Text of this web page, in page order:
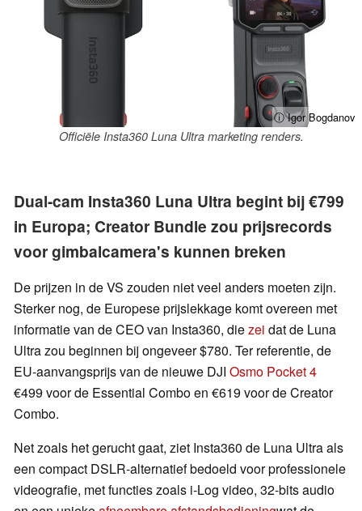
ⓘ Igor Bogdanov
Officiële Insta360 Luna Ultra marketing renders.
Dual-cam Insta360 Luna Ultra begint bij €799
in Europa; Creator Bundle zou prijsrecords
voor gimbalcamera's kunnen breken
De prijzen in de VS zouden niet veel anders moeten zijn.
Sterker nog, de Europese prijslekkage komt overeen met
informatie van de CEO van Insta360, diezei dat de Luna
Ultra zou beginnen bij ongeveer $780. Ter referentie, de
EU-aanvangsprijs van de nieuwe DJI Osmo Pocket 4
€499 voor de Essential Combo en €619 voor de Creator
Combo.
Net zoals het gerucht gaat, ziet Insta360 de Luna Ultra als
een compact DSLR-alternatief bedoeld voor professionele
videografie, met functies zoals i-Log video, 32-bits audio